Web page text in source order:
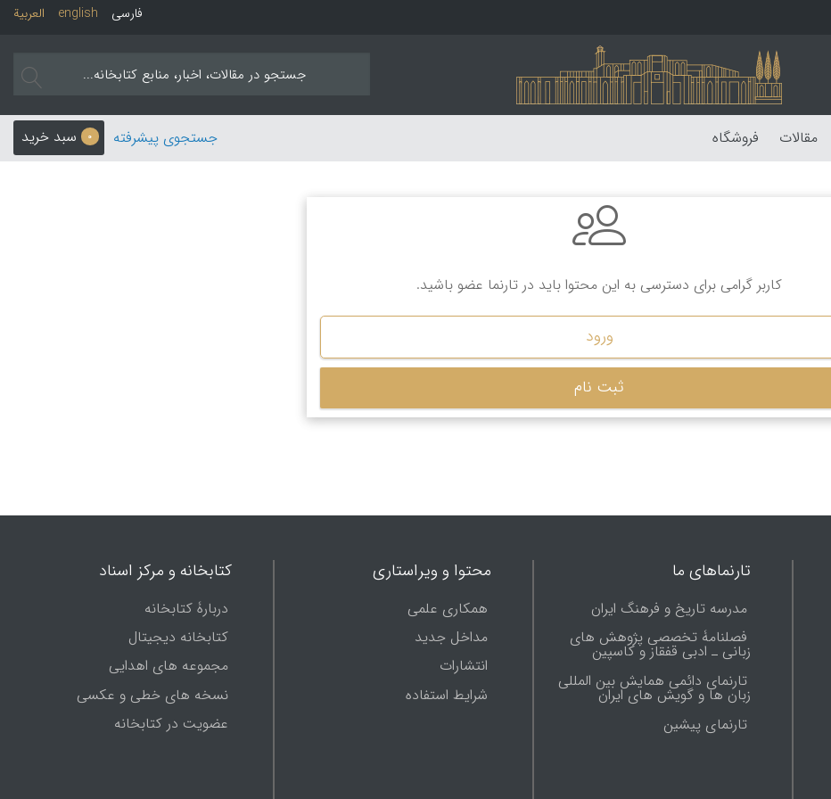
العربیة english فارسی
مقالات فروشگاه 0 سبد خرید جستجوی پیشرفته
کاربر گرامی برای دسترسی به این محتوا باید در تارنما عضو باشید.
ورود
ثبت نام
تارنماهای ما
مدرسه تاریخ و فرهنگ ایران
فصلنامۀ تخصصی پژوهش های
زبانی ـ ادبی قفقاز و کاسپین
تارنمای دائمی همایش بین المللی
زبان ها و گویش های ایران
تارنماى پيشين
محتوا و ویراستاری
همکاری علمی
مداخل جدید
انتشارات
شرایط استفاده
کتابخانه و مرکز اسناد
دربارۀ کتابخانه
کتابخانه دیجیتال
مجموعه های اهدایی
نسخه های خطی و عکسی
عضویت در کتابخانه